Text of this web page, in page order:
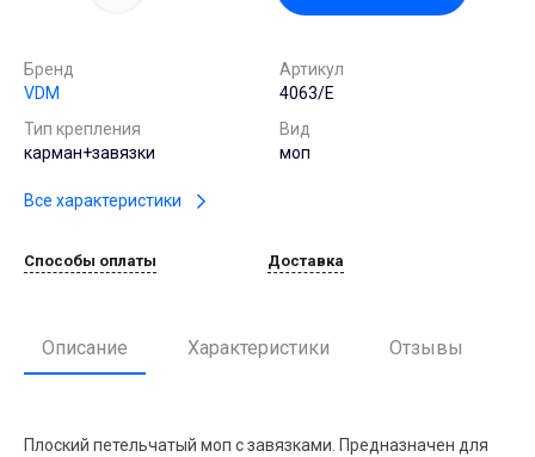
Бренд
VDM
Артикул
4063/E
Тип крепления
карман+завязки
Вид
моп
Все характеристики
Способы оплаты Доставка
Описание Характеристики Отзывы
Плоский петельчатый моп с завязками. Предназначен для